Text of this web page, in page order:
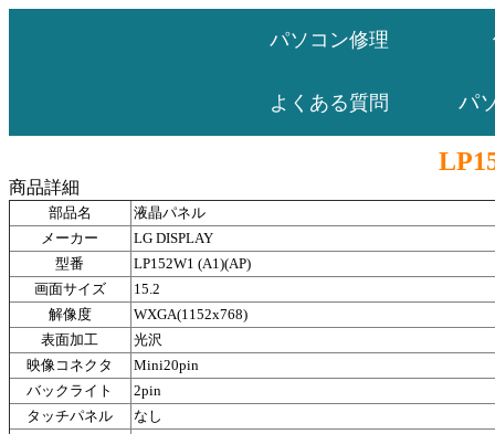
パソコン修理
よくある質問 パ
商品詳細
部品名
液晶パネル
メーカー
LG DISPLAY
型番
LP152W1 (A1)(AP)
画面サイズ
15.2
解像度
WXGA(1152x768)
表面加工
光沢
映像コネクタ
Mini20pin
バックライト
2pin
タッチパネル
なし